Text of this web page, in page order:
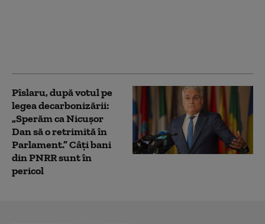
Pîslaru, după votul pe
legea decarbonizării:
„Sperăm ca Nicușor
Dan să o retrimită în
Parlament.” Câți bani
din PNRR sunt în
pericol